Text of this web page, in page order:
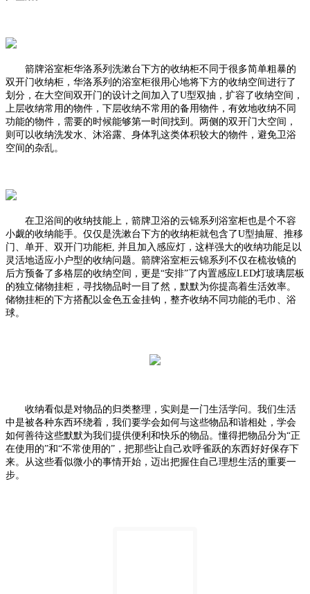
箭牌浴室柜华洛系列洗漱台下方的收纳柜不同于很多简单粗暴的
双开门收纳柜，华洛系列的浴室柜很用心地将下方的收纳空间进行了
划分，在大空间双开门的设计之间加入了U型双抽，扩容了收纳空间，
上层收纳常用的物件，下层收纳不常用的备用物件，有效地收纳不同
功能的物件，需要的时候能够第一时间找到。两侧的双开门大空间，
则可以收纳洗发水、沐浴露、身体乳这类体积较大的物件，避免卫浴
空间的杂乱。
在卫浴间的收纳技能上，箭牌卫浴的云锦系列浴室柜也是个不容
小觑的收纳能手。仅仅是洗漱台下方的收纳柜就包含了U型抽屉、推移
门、单开、双开门功能柜, 并且加入感应灯，这样强大的收纳功能足以
灵活地适应小户型的收纳问题。箭牌浴室柜云锦系列不仅在梳妆镜的
后方预备了多格层的收纳空间，更是“安排”了内置感应LED灯玻璃层板
的独立储物挂柜，寻找物品时一目了然，默默为你提高着生活效率。
储物挂柜的下方搭配以金色五金挂钩，整齐收纳不同功能的毛巾、浴
球。
收纳看似是对物品的归类整理，实则是一门生活学问。我们生活
中是被各种东西环绕着，我们要学会如何与这些物品和谐相处，学会
如何善待这些默默为我们提供便利和快乐的物品。懂得把物品分为“正
在使用的”和“不常使用的”，把那些让自己欢呼雀跃的东西好好保存下
来。从这些看似微小的事情开始，迈出把握住自己理想生活的重要一
步。